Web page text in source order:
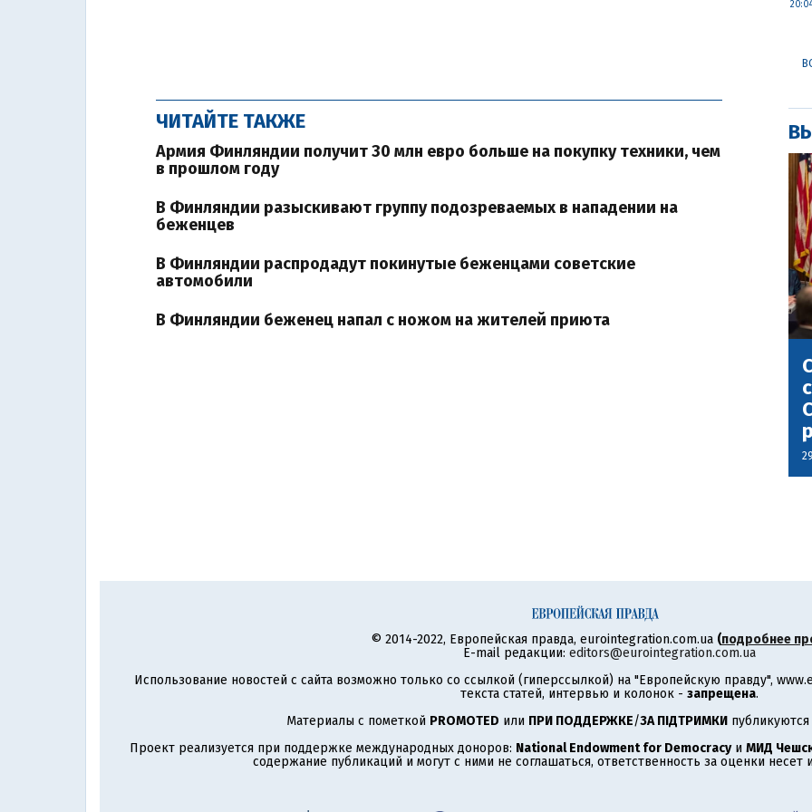
ЧИТАЙТЕ ТАКЖЕ
Армия Финляндии получит 30 млн евро больше на покупку техники, чем
в прошлом году
В Финляндии разыскивают группу подозреваемых в нападении на
беженцев
В Финляндии распродадут покинутые беженцами советские
автомобили
В Финляндии беженец напал с ножом на жителей приюта
© 2014-2022, Европейская правда, eurointegration.com.ua (подробнее
E-mail редакции: editors@eurointegration.com.ua
Использование новостей с сайта возможно только со ссылкой (гиперссылкой) на "Европейскую правду",
текста статей, интервью и колонок - запрещена.
Материалы с пометкой PROMOTED или ПРИ ПОДДЕРЖКЕ/ЗА ПІДТРИМКИ
Проект реализуется при поддержке международных доноров: National Endowment for Democracyи МИД
содержание публикаций и могут с ними не соглашаться, ответственность за оценки несет